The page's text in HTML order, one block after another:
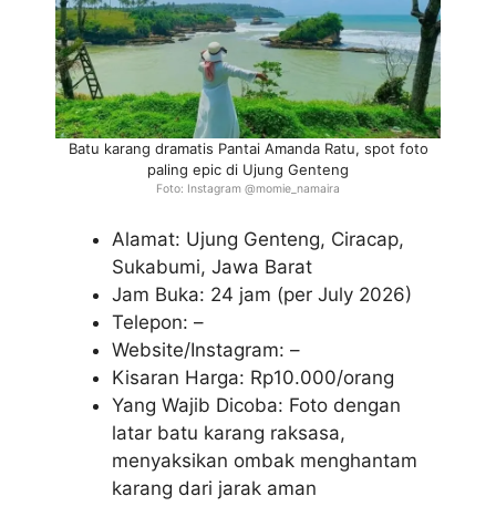
Batu karang dramatis Pantai Amanda Ratu, spot foto
paling epic di Ujung Genteng
Foto: Instagram @momie_namaira
Alamat: Ujung Genteng, Ciracap,
Sukabumi, Jawa Barat
Jam Buka: 24 jam (per July 2026)
Telepon: –
Website/Instagram: –
Kisaran Harga: Rp10.000/orang
Yang Wajib Dicoba: Foto dengan
latar batu karang raksasa,
menyaksikan ombak menghantam
karang dari jarak aman